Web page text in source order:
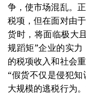
争，使市场混乱。
税项，但在面对由
货时，将面临极大
规蹈矩”企业的实
的税项收入和社会
“假货不仅是侵犯
大规模的逃税行为